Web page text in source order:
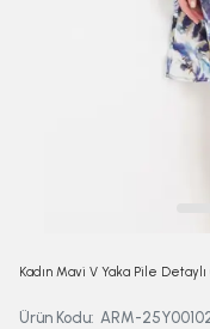
Kadın Mavi V Yaka Pile
Ürün Kodu: ARM-